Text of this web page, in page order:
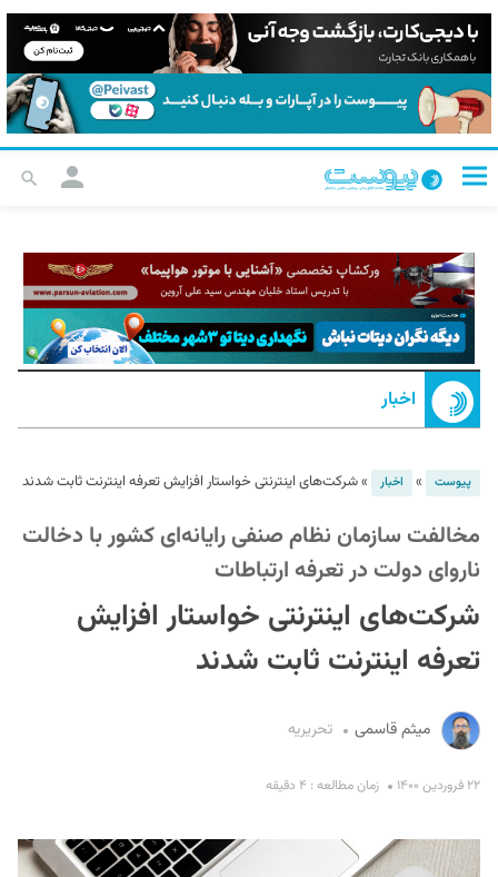
اخبار
پیوست » اخبار »شرکت‌های اینترنتی خواستار افزایش تعرفه اینترنت ثابت شدند
مخالفت سازمان نظام صنفی رایانه‌ای کشور با دخالت
ناروای دولت در تعرفه ارتباطات
شرکت‌های اینترنتی خواستار افزایش
تعرفه اینترنت ثابت شدند
میثم قاسمی تحریریه
۲۲ فروردین ۱۴۰۰ زمان مطالعه : ۴ دقیقه